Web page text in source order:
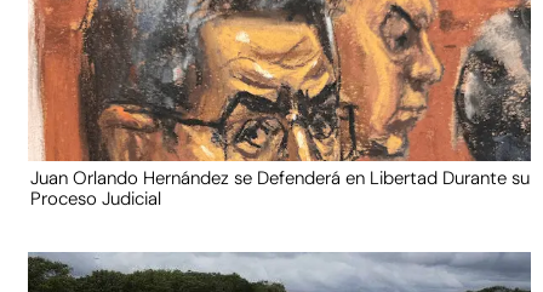
Juan Orlando Hernández se Defenderá en Libertad Durante su
Proceso Judicial